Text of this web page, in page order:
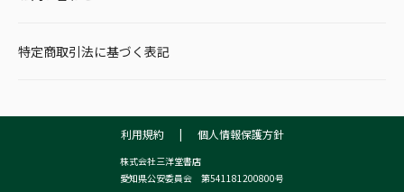
特定商取引法に基づく表記
利用規約 | 個人情報保護方針
株式会社三洋堂書店
愛知県公安委員会 第541181200800号